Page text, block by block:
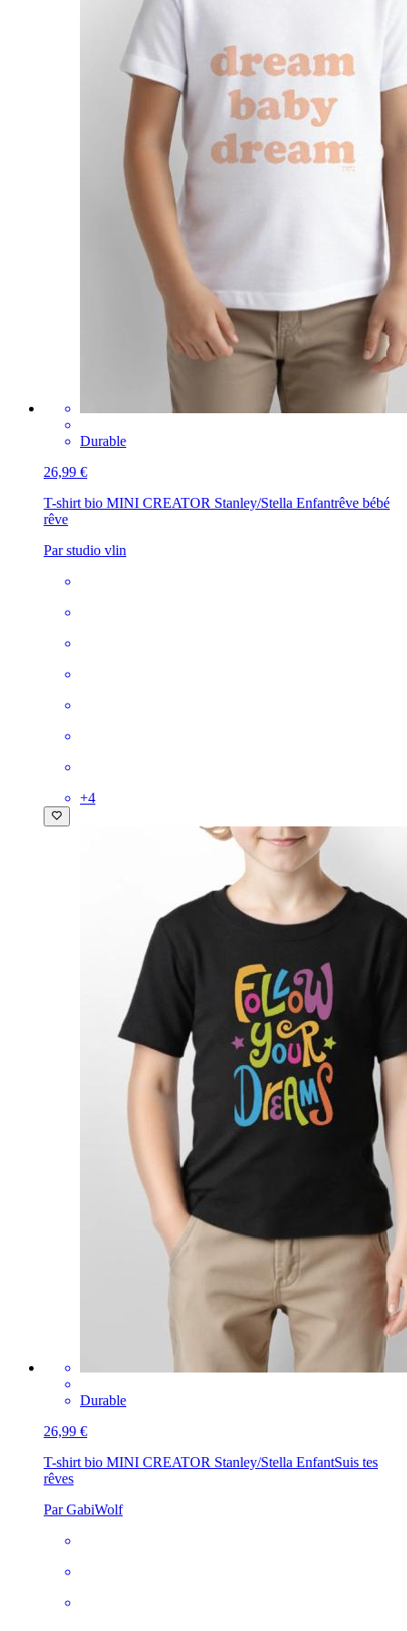
Durable
26,99 €
T-shirt bio MINI CREATOR Stanley/Stella Enfantrêve bébé
rêve
Par studio vlin
+4
Durable
26,99 €
T-shirt bio MINI CREATOR Stanley/Stella EnfantSuis tes
rêves
Par GabiWolf